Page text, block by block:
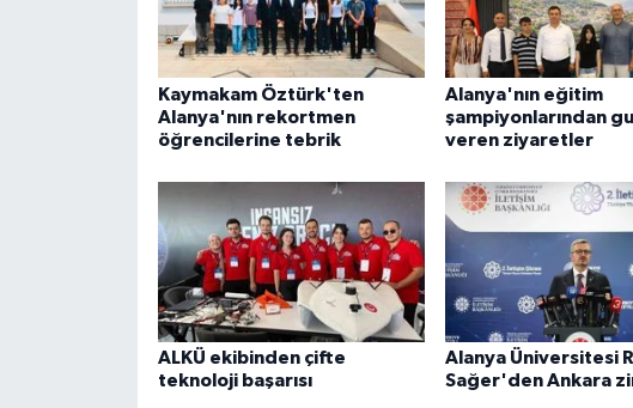
Kaymakam Öztürk'ten
Alanya'nın rekortmen
öğrencilerine tebrik
Alanya'nın eğitim
şampiyonlarından
veren ziyaretler
ALKÜ ekibinden çifte
teknoloji başarısı
Alanya Üniversitesi
Sağer'den Ankara